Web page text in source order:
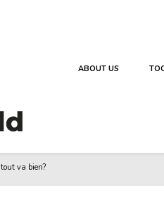
ABOUT US
tout va bien?